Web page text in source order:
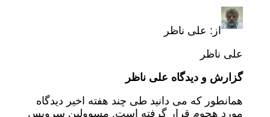
از: علی ناظر
علی ناظر
گزارش و دیدگاه علی ناظر
همانطور که می دانید طی چند هفته اخیر دیدگاه
مورد هجوم قرار گرفته است. مسوولین سرویس